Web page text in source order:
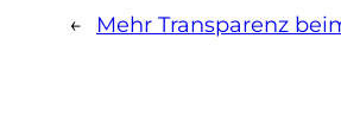
← Mehr Transparenz